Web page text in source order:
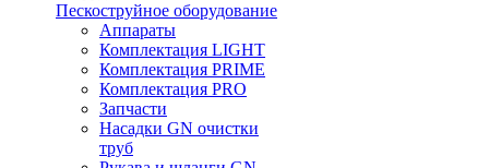
Пескоструйное оборудование
Аппараты
Комплектация LIGHT
Комплектация PRIME
Комплектация PRO
Запчасти
Насадки GN очистки
труб